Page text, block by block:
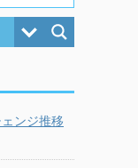
ンジ推移